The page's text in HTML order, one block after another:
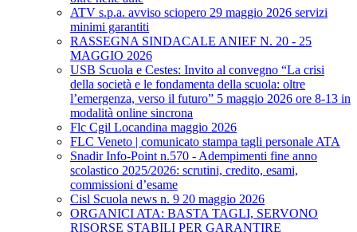
ATV s.p.a. avviso sciopero 29 maggio 2026 servizi
minimi garantiti
RASSEGNA SINDACALE ANIEF N. 20 - 25
MAGGIO 2026
USB Scuola e Cestes: Invito al convegno “La crisi
della società e le fondamenta della scuola: oltre
l’emergenza, verso il futuro” 5 maggio 2026 ore 8-13 in
modalità online sincrona
Flc Cgil Locandina maggio 2026
FLC Veneto | comunicato stampa tagli personale ATA
Snadir Info-Point n.570 - Adempimenti fine anno
scolastico 2025/2026: scrutini, credito, esami,
commissioni d’esame
Cisl Scuola news n. 9 20 maggio 2026
ORGANICI ATA: BASTA TAGLI, SERVONO
RISORSE STABILI PER GARANTIRE